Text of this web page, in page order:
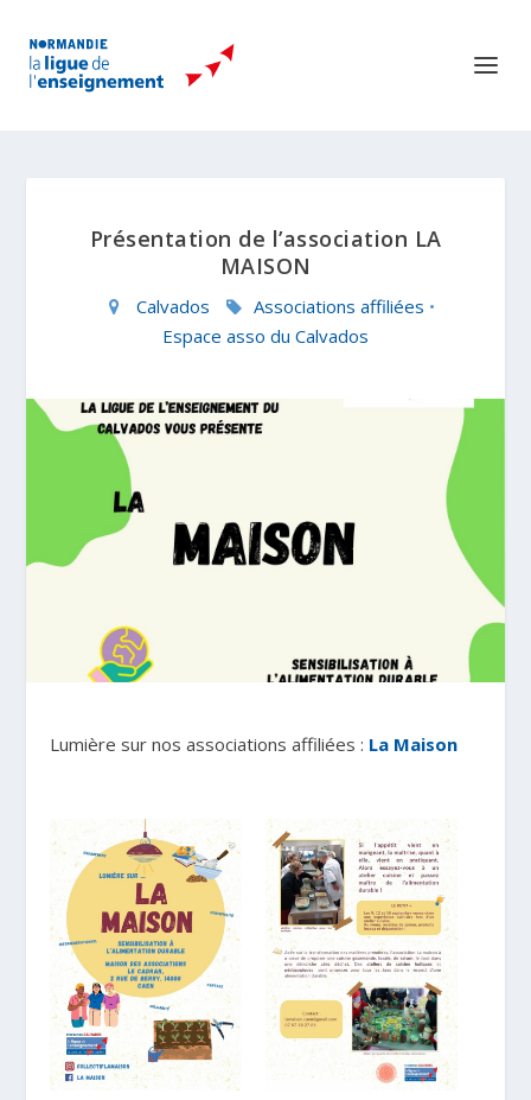
Présentation de l’association LA
MAISON
Calvados Associations affiliées •
Espace asso du Calvados
Lumière sur nos associations affiliées : La Maison